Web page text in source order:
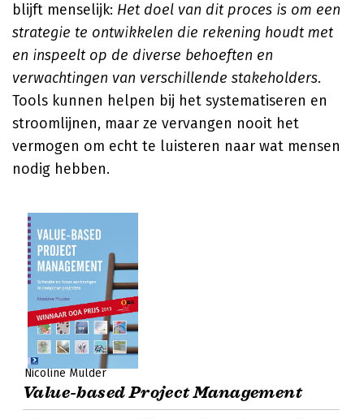
blijft menselijk: Het doel van dit proces is om een
strategie te ontwikkelen die rekening houdt met
en inspeelt op de diverse behoeften en
verwachtingen van verschillende stakeholders.
Tools kunnen helpen bij het systematiseren en
stroomlijnen, maar ze vervangen nooit het
vermogen om echt te luisteren naar wat mensen
nodig hebben.
Nicoline Mulder
Value-based Project Management